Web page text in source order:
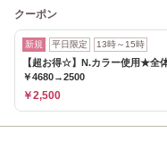
クーポン
新規 平日限定 13時～15時
【超お得☆】N.カラー使用★全
￥4680→2500
￥2,500